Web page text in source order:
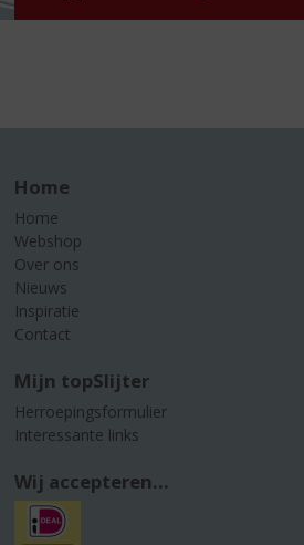
Home
Home
Webshop
Over ons
Nieuws
Inspiratie
Contact
Mijn topSlijter
Herroepingsformulier
Interessante links
Wij accepteren...